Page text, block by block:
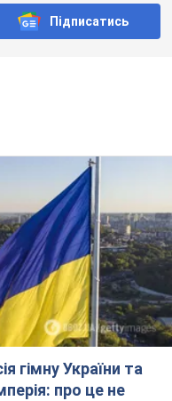
Підписатись
гімну України та
про це не